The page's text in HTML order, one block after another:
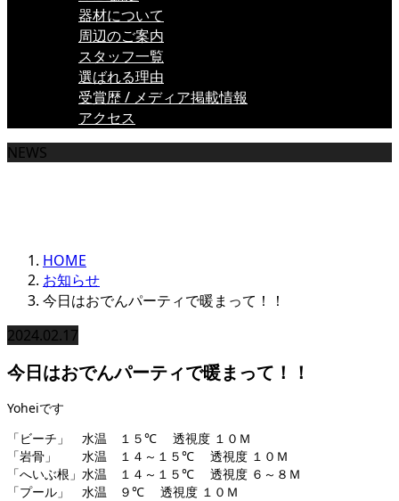
器材について
周辺のご案内
スタッフ一覧
選ばれる理由
受賞歴 / メディア掲載情報
アクセス
NEWS
HOME
お知らせ
今日はおでんパーティで暖まって！！
2024.02.17
今日はおでんパーティで暖まって！！
Yoheiです
「ビーチ」 水温 １５℃ 透視度 １０Ｍ
「岩骨」 水温 １４～１５℃ 透視度 １０Ｍ
「へいぶ根」水温 １４～１５℃ 透視度 ６～８Ｍ
「プール」 水温 ９℃ 透視度 １０Ｍ